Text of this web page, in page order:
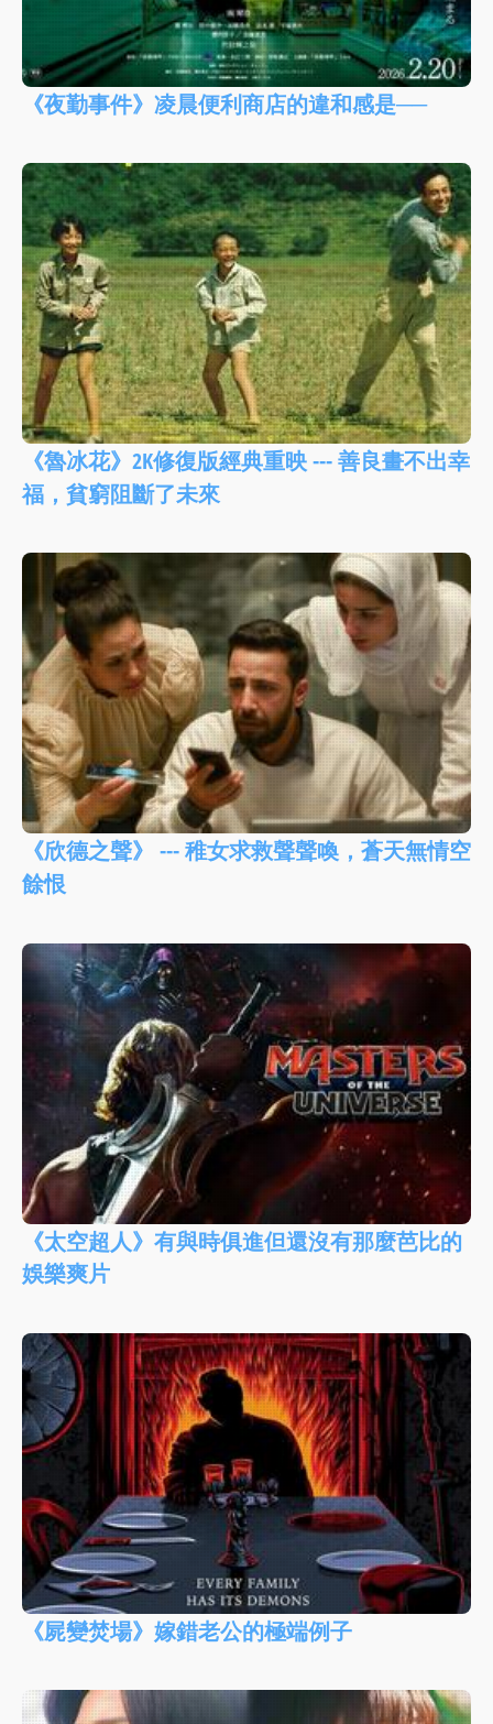
《夜勤事件》凌晨便利商店的違和感是──
《魯冰花》2K修復版經典重映 --- 善良畫不出幸
福，貧窮阻斷了未來
《欣德之聲》 --- 稚女求救聲聲喚，蒼天無情空
餘恨
《太空超人》有與時俱進但還沒有那麼芭比的
娛樂爽片
《屍變焚場》嫁錯老公的極端例子